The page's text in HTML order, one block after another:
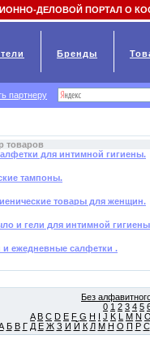
товаров
для интимной гигиены.
тампоны.
товары для женщин.
и гели для интимной
и ежедневные салфетки .
Без
0 1 2 3 4 5
A B C D E F G H I J K L M N
Б В Г Д Е Ж З И Й К Л М Н О П Р С
ДЕЛОВОЙ ПОРТАЛ О
Бренды
партнеру